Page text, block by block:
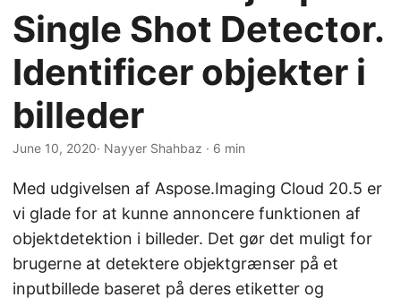
g
a
t
i
o
n
Single Shot Detector.
Identificer objekter i
billeder
June 10, 2020· Nayyer Shahbaz · 6 min
Med udgivelsen af Aspose.Imaging Cloud 20.5 er
vi glade for at kunne annoncere funktionen af
objektdetektion i billeder. Det gør det muligt for
brugerne at detektere objektgrænser på et
inputbillede baseret på deres etiketter og